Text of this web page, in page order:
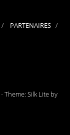
PARTENAIRES
-Theme: Silk Lite by